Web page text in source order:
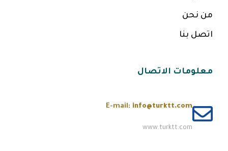
من نحن
اتصل بنا
معلومات الاتصال
E-mail: info@turktt.com
www.turktt.com